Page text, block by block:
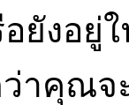
อยังอ
ว่าคุณ